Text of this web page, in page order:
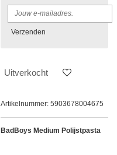
Verzenden
Uitverkocht
Artikelnummer: 5903678004675
BadBoys Medium Polijstpasta